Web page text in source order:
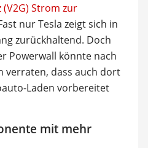
Strom zur
nur Tesla zeigt sich in
zurückhaltend. Doch
Powerwall könnte nach
verraten, dass auch dort
Laden vorbereitet
mit mehr